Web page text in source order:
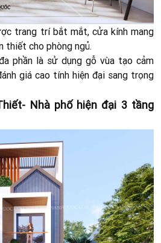
trang trí bắt mắt, cửa kính mang
thiết cho phòng ngủ.
phần là sử dụng gỗ vùa tạo cảm
giá cao tính hiện đại sang trọng
Nhà phố hiện đại 3 tầng